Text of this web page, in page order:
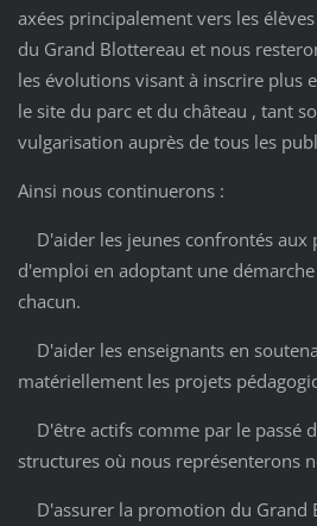
axées principalement vers les
du Grand Blottereau et nous
les évolutions visant à inscrire plus
le site du parc et du château , tant
vulgarisation auprès de tous les
Ainsi nous continuerons :
D'aider les jeunes confrontés aux
d'emploi en adoptant une
chacun.
D'aider les enseignants en
matériellement les projets
D'être actifs comme par le passé
structures où nous représenterons
D'assurer la promotion du Grand